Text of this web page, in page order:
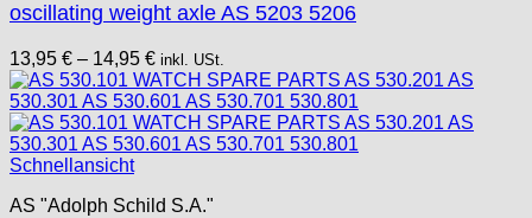
oscillating weight axle AS 5203 5206
13,95 € – 14,95 € inkl. USt.
Schnellansicht
AS "Adolph Schild S.A."